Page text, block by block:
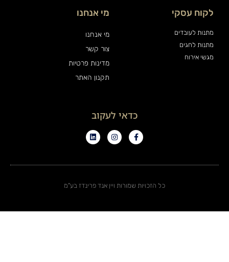
לקוח עסקי
מתנות לעובדים
מתנות לחגים
מגשי אירוח
מי אנחנו
מי אנחנו
צור קשר
מדינות פרטיות
תקנון האתר
כדאי לעקוב
כל הזכויות שמורות ויין אנד פרינדז בע"מ